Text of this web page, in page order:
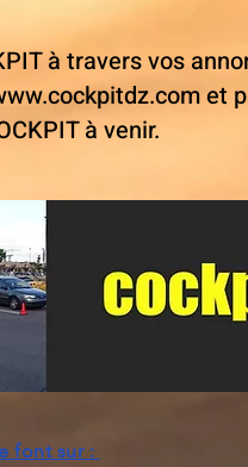
font sur :
à travers vos
et
à venir.